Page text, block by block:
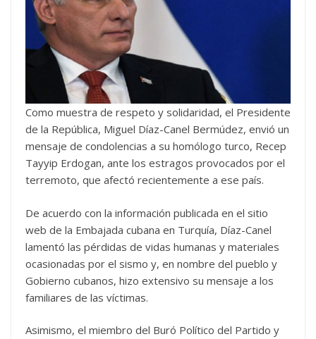
Como muestra de respeto y solidaridad, el Presidente
de la República, Miguel Díaz-Canel Bermúdez, envió un
mensaje de condolencias a su homólogo turco, Recep
Tayyip Erdogan, ante los estragos provocados por el
terremoto, que afectó recientemente a ese país.
De acuerdo con la información publicada en el sitio
web de la Embajada cubana en Turquía, Díaz-Canel
lamentó las pérdidas de vidas humanas y materiales
ocasionadas por el sismo y, en nombre del pueblo y
Gobierno cubanos, hizo extensivo su mensaje a los
familiares de las víctimas.
Asimismo, el miembro del Buró Político del Partido y